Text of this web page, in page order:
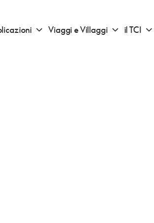
di viaggio"Apri sotto menu "Pubblicazioni"
Viaggi e Villaggi Apri sotto
il TCI